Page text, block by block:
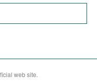
web site.